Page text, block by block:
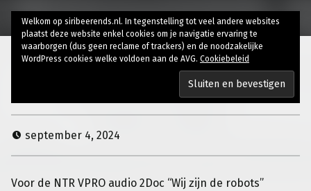
Wij zijn de robots 2Doc
september 4, 2024
Voor de NTR VPRO audio 2Doc “Wij zijn de robots”
Welkom op siribeerends.nl. In tegenstelling tot veel andere websites
plaatst deze website enkel cookies om je navigatie ervaring te
waarborgen (dus geen reclame of trackers) en de noodzakelijke
WordPress cookies welke voldoen aan de AVG. Cookiebeleid